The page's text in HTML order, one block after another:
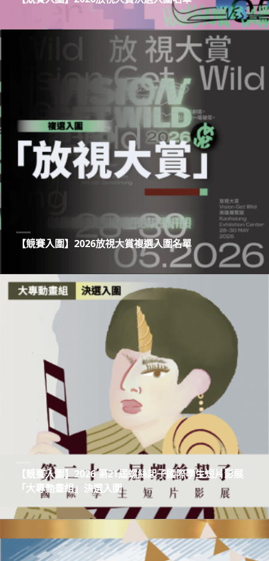
【競賽入圍】2026放視大賞複選入圍名單
【競賽入圍】2026 第21屆螺絲起子國際學生短片影展
「大專動畫組」決選入圍